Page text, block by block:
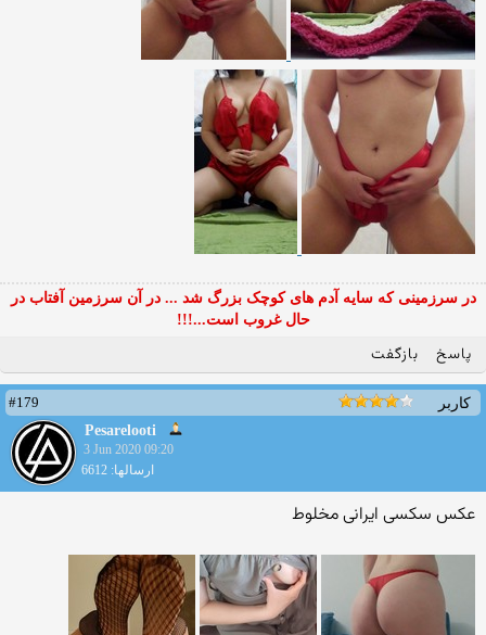
در سرزمینی که سایه آدم های کوچک بزرگ شد ... در آن سرزمین آفتاب در
حال غروب است...!!!
پاسخ بازگفت
کاربر
#179
Pesarelooti
3 Jun 2020 09:20
ارسالها: 6612
عکس سکسی ایرانی مخلوط